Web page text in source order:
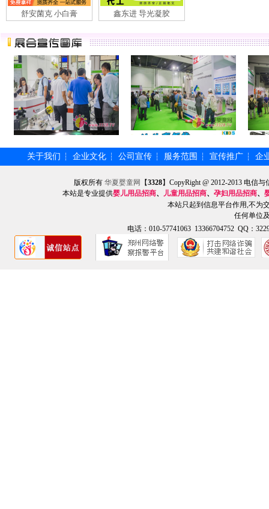
舒安菌克 小白膏 鑫东进 导光凝胶
关于我们 ┆ 企业文化 ┆ 公司宣传 ┆ 服务范围 ┆ 宣传推广 ┆ 企
版权所有华夏婴童网 【3328】CopyRight @ 2012-2013 电信
本站是专业提供婴儿用品招商、 儿童用品招商、 孕妇用品招商、
本站只起到信息平台作用,不为
任何单位
电话：010-57741063 13366704752 QQ：